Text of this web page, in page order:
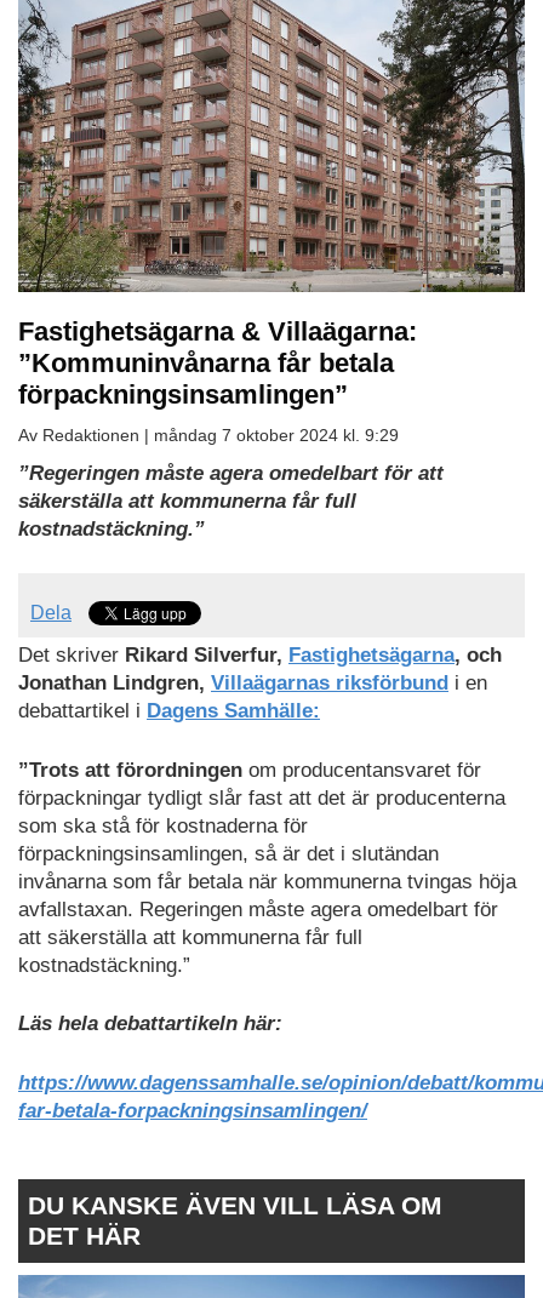
Fastighetsägarna & Villaägarna:
”Kommuninvånarna får betala
förpackningsinsamlingen”
Av Redaktionen | måndag 7 oktober 2024 kl. 9:29
”Regeringen måste agera omedelbart för att
säkerställa att kommunerna får full
kostnadstäckning.”
Dela
Det skriver Rikard Silverfur, Fastighetsägarna, och
Jonathan Lindgren, Villaägarnas riksförbund i en
debattartikel i Dagens Samhälle:
”Trots att förordningen om producentansvaret för
förpackningar tydligt slår fast att det är producenterna
som ska stå för kostnaderna för
förpackningsinsamlingen, så är det i slutändan
invånarna som får betala när kommunerna tvingas höja
avfallstaxan. Regeringen måste agera omedelbart för
att säkerställa att kommunerna får full
kostnadstäckning.”
Läs hela debattartikeln här:
https://www.dagenssamhalle.se/opinion/debatt/
far-betala-forpackningsinsamlingen/
DU KANSKE ÄVEN VILL LÄSA OM
DET HÄR